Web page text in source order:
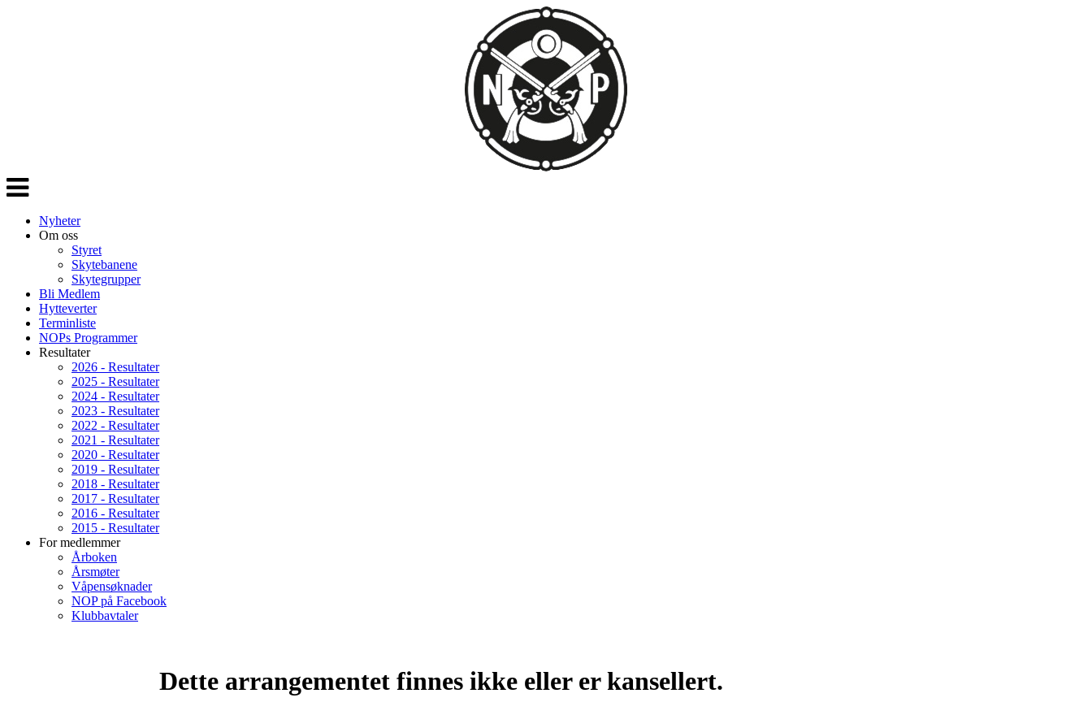
Veksle
navigasjon
Nyheter
Om oss
Styret
Skytebanene
Skytegrupper
Bli Medlem
Hytteverter
Terminliste
NOPs Programmer
Resultater
2026 - Resultater
2025 - Resultater
2024 - Resultater
2023 - Resultater
2022 - Resultater
2021 - Resultater
2020 - Resultater
2019 - Resultater
2018 - Resultater
2017 - Resultater
2016 - Resultater
2015 - Resultater
For medlemmer
Årboken
Årsmøter
Våpensøknader
NOP på Facebook
Klubbavtaler
Dette arrangementet finnes ikke eller er kansellert.